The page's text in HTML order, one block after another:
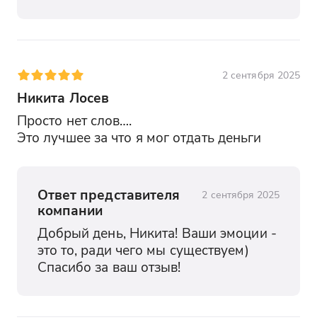
2 сентября 2025
Никита Лосев
Просто нет слов….
Это лучшее за что я мог отдать деньги
Ответ представителя
компании
2 сентября 2025
Добрый день, Никита! Ваши эмоции -
это то, ради чего мы существуем)
Спасибо за ваш отзыв!